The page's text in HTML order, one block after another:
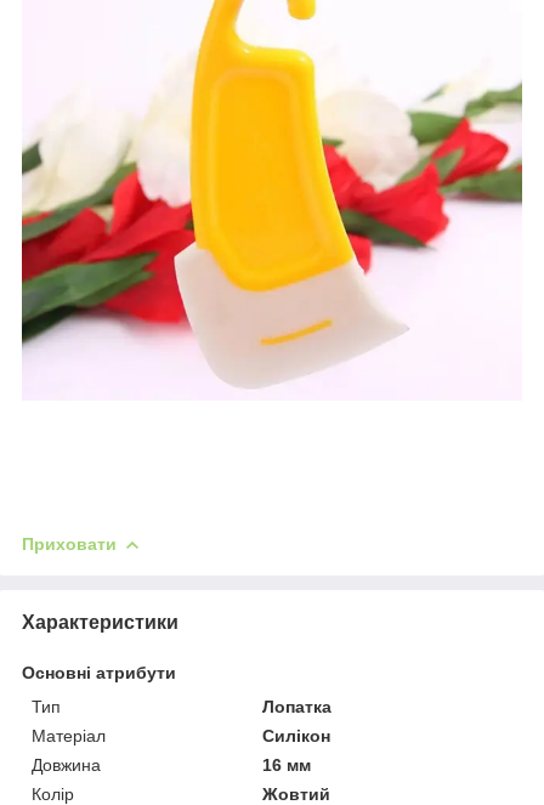
Приховати
Характеристики
Основні атрибути
Тип
Лопатка
Матеріал
Силікон
Довжина
16 мм
Колір
Жовтий